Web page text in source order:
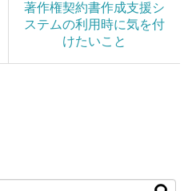
著作権契約書作成支援シ
ステムの利用時に気を付
けたいこと